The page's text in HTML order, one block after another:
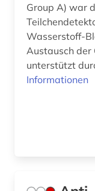
Group A) war
Wasserstoff-
Austausch
unterstützt
Informationen